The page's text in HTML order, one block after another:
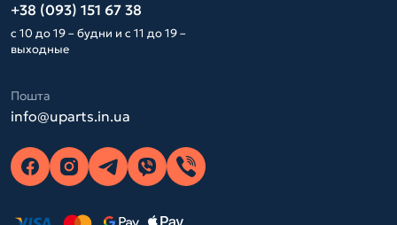
+38 (093) 151 67 38
с 10 до 19 – будни и с 11 до 19 –
выходные
Пошта
info@uparts.in.ua